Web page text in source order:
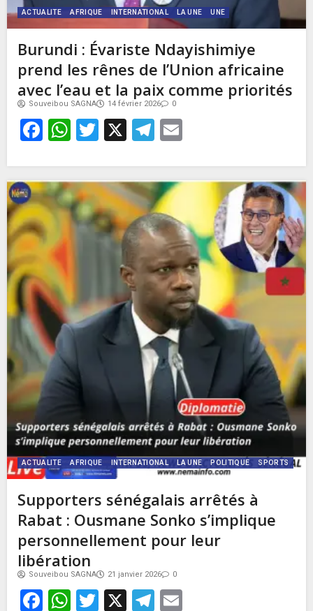
ACTUALITE AFRIQUE INTERNATIONAL LA UNE UNE
Burundi : Évariste Ndayishimiye
prend les rênes de l’Union africaine
avec l’eau et la paix comme priorités
Souveibou SAGNA 14 février 2026 0
Facebook
WhatsApp
Twitter
X Telegram
ACTUALITE AFRIQUE INTERNATIONAL LA UNE POLITIQUE SPORTS
Supporters sénégalais arrêtés à
Rabat : Ousmane Sonko s’implique
personnellement pour leur
libération
Souveibou SAGNA 21 janvier 2026 0
Facebook
WhatsApp
Twitter
X Telegram